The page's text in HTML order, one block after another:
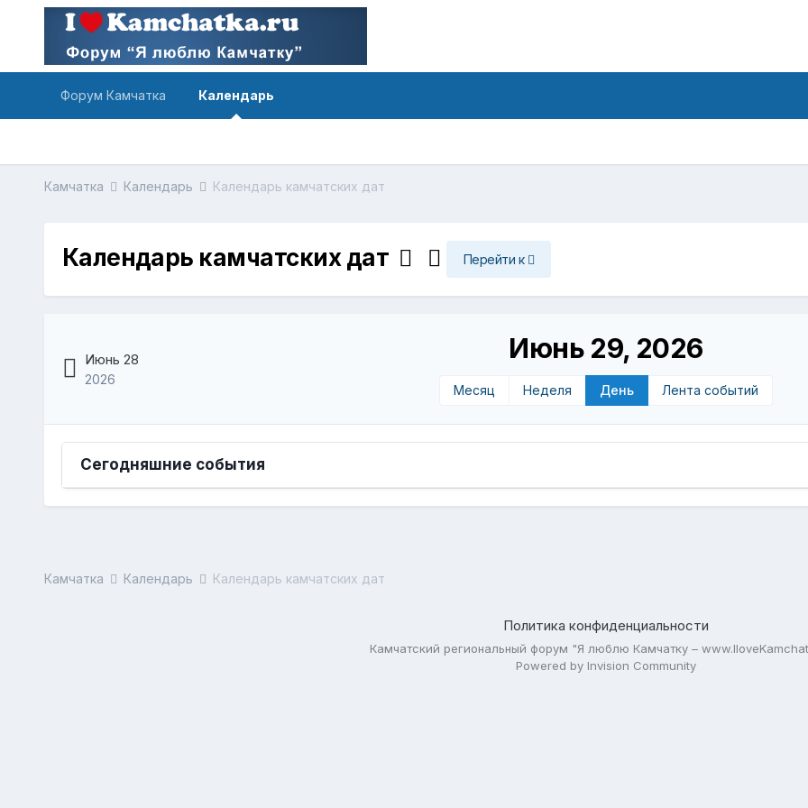
Форум Камчатка Календарь
Камчатка Календарь Календарь камчатских дат
Календарь камчатских дат Перейти к
Июнь 28
2026
Июнь 29, 2026
Месяц Неделя День Лента событий
Сегодняшние события
Камчатка Календарь Календарь камчатских дат
Политика конфиденциальности
Камчатский региональный форум "Я люблю Камчатку –
Powered by Invision Community